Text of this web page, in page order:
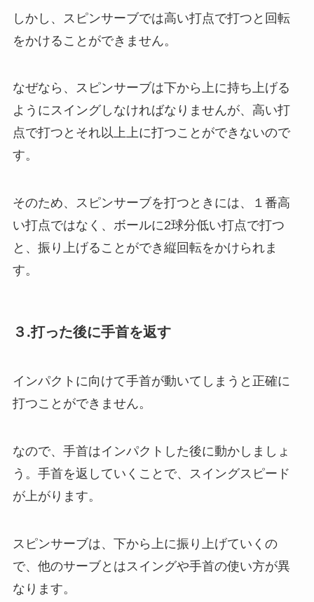
しかし、スピンサーブでは高い打点で打つと回転
をかけることができません。
なぜなら、スピンサーブは下から上に持ち上げる
ようにスイングしなければなりませんが、高い打
点で打つとそれ以上上に打つことができないので
す。
そのため、スピンサーブを打つときには、１番高
い打点ではなく、ボールに2球分低い打点で打つ
と、振り上げることができ縦回転をかけられま
す。
３.打った後に手首を返す
インパクトに向けて手首が動いてしまうと正確に
打つことができません。
なので、手首はインパクトした後に動かしましょ
う。手首を返していくことで、スイングスピード
が上がります。
スピンサーブは、下から上に振り上げていくの
で、他のサーブとはスイングや手首の使い方が異
なります。